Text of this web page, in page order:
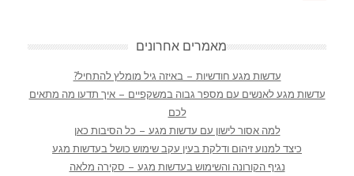
מאמרים אחרונים
עדשות מגע חודשיות – באיזה גיל מומלץ להתחיל?
עדשות מגע לאנשים עם מספר גבוה במשקפיים – איך תדעו מה מתאים
לכם
למה אסור לישון עם עדשות מגע – כל הסיבות כאן
כיצד למנוע זיהום ודלקת בעין עקב שימוש כושל בעדשות מגע
נגיף הקורונה והשימוש בעדשות מגע – סקירה מלאה